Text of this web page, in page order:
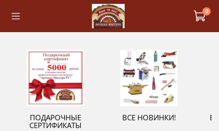
0
ПОДАРОЧНЫЕ
СЕРТИФИКАТЫ
ВСЕ НОВИНКИ!